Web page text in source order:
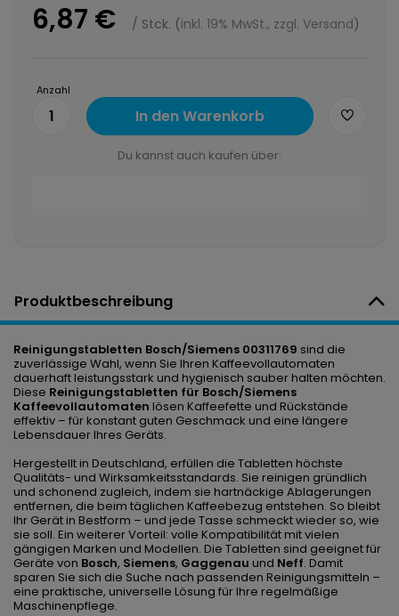
6,87 € / Stck. (inkl. 19% MwSt., zzgl. Versand)
Anzahl
1 In den Warenkorb
Du kannst auch kaufen über:
Produktbeschreibung
Reinigungstabletten Bosch/Siemens 00311769 sind die
zuverlässige Wahl, wenn Sie Ihren Kaffeevollautomaten
dauerhaft leistungsstark und hygienisch sauber halten möchten.
Diese Reinigungstabletten für Bosch/Siemens
Kaffeevollautomaten lösen Kaffeefette und Rückstände
effektiv – für konstant guten Geschmack und eine längere
Lebensdauer Ihres Geräts.
Hergestellt in Deutschland, erfüllen die Tabletten höchste
Qualitäts- und Wirksamkeitsstandards. Sie reinigen gründlich
und schonend zugleich, indem sie hartnäckige Ablagerungen
entfernen, die beim täglichen Kaffeebezug entstehen. So bleibt
Ihr Gerät in Bestform – und jede Tasse schmeckt wieder so, wie
sie soll. Ein weiterer Vorteil: volle Kompatibilität mit vielen
gängigen Marken und Modellen. Die Tabletten sind geeignet für
Geräte von Bosch, Siemens, Gaggenau und Neff. Damit
sparen Sie sich die Suche nach passenden Reinigungsmitteln –
eine praktische, universelle Lösung für Ihre regelmäßige
Maschinenpflege.